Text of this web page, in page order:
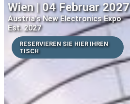
Wien | 04 Februar 2027
Austria's New Electronics Expo
Est. 2027
RESERVIEREN SIE HIER IHREN
TISCH